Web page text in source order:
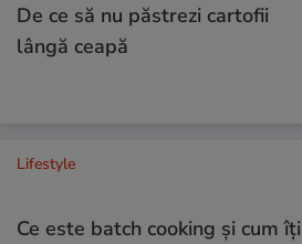
De ce să nu păstrezi cartofii
lângă ceapă
Lifestyle
Ce este batch cooking și cum îți